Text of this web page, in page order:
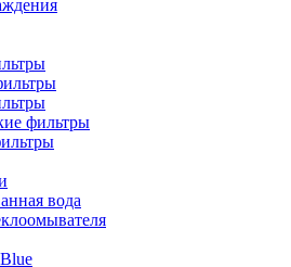
фильтры
вода